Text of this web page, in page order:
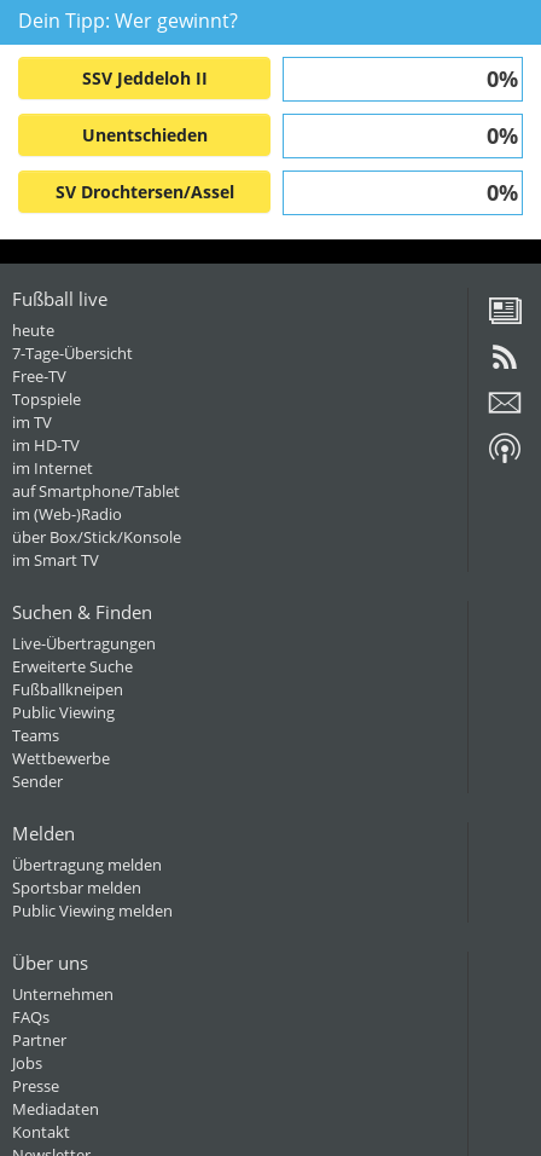
Dein Tipp: Wer gewinnt?
SSV Jeddeloh II 0%
Unentschieden 0%
SV Drochtersen/Assel 0%
Fußball live
heute
7-Tage-Übersicht
Free-TV
Topspiele
im TV
im HD-TV
im Internet
auf Smartphone/Tablet
im (Web-)Radio
über Box/Stick/Konsole
im Smart TV
Suchen & Finden
Live-Übertragungen
Erweiterte Suche
Fußballkneipen
Public Viewing
Teams
Wettbewerbe
Sender
Melden
Übertragung melden
Sportsbar melden
Public Viewing melden
Über uns
Unternehmen
FAQs
Partner
Jobs
Presse
Mediadaten
Kontakt